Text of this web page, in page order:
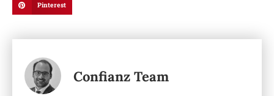
Pinterest
Confianz Team